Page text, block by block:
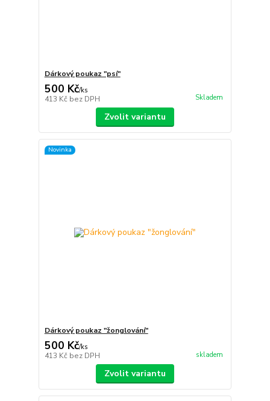
Dárkový poukaz "psí"
500 Kč/ks
413 Kč bez DPH Skladem
Zvolit variantu
Novinka
Dárkový poukaz "žonglování"
500 Kč/ks
413 Kč bez DPH skladem
Zvolit variantu